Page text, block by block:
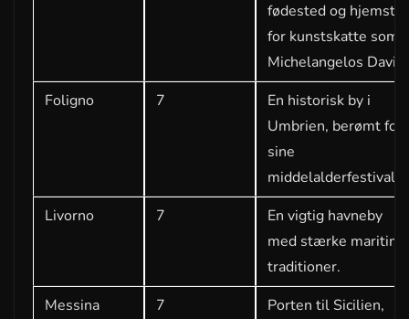
fødested og
for kunstskatte som
Michelangelos David.
Foligno
7
En historisk by i
Umbrien, berømt for
sine
Livorno
7
En vigtig havneby
med stærke maritime
traditioner.
Messina
7 Porten til Sicilien,